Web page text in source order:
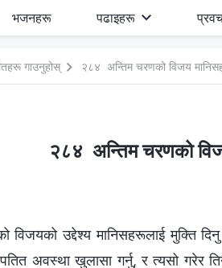
भजनहरू पढाइहरू
गाउनुहोस् २८४ अन्तिम चरणको विजय
२८४ अन्तिम चरणको
विजयको उद्देश्य मानिसहरूलाई मुक्ति
अवस्था खुलासा गर्नु, र त्यसो गरेर